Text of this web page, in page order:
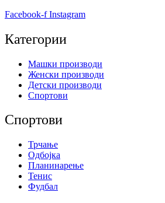
Facebook-f Instagram
Категории
Машки производи
Женски производи
Детски производи
Спортови
Спортови
Трчање
Одбојка
Планинарење
Тенис
Фудбал